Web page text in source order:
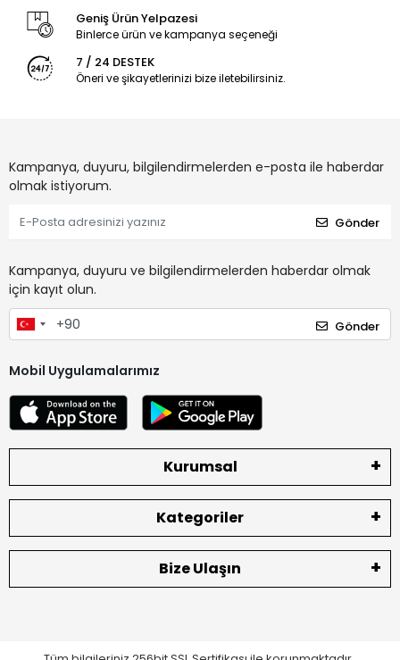
Geniş Ürün Yelpazesi
Binlerce ürün ve kampanya seçeneği
7 / 24 DESTEK
Öneri ve şikayetlerinizi bize iletebilirsiniz.
Kampanya, duyuru, bilgilendirmelerden e-posta ile haberdar
olmak istiyorum.
Gönder
Kampanya, duyuru ve bilgilendirmelerden haberdar olmak
için kayıt olun.
Gönder
Mobil Uygulamalarımız
Kurumsal
Kategoriler
Bize Ulaşın